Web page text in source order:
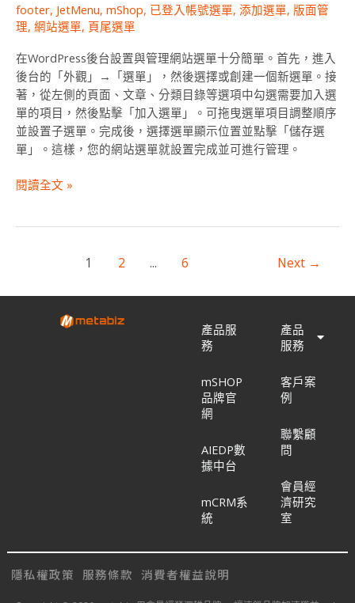
footer, JetMenu, mShop, 已登入帳號選單, 添加選單, 版面管
理, 網站選單, 頁尾選單
在WordPress後台設置與管理網站選單十分簡單。首先，進入
後台的「外觀」→「選單」，然後選擇或創建一個新選單。接
著，從左側的頁面、文章、分類目錄等選項中勾選需要加入選
單的項目，然後點擊「加入選單」。可拖曳選單項目調整順序
並設置子選單。完成後，選擇選單顯示位置並點擊「儲存選
單」。這樣，您的網站選單就設置完成並可進行管理。
單
閱讀全文 »
1 2 ... 6 Next →
產品服
務
mSHOP
品牌官
網
AIEDP數
據中台
mCRM系
統
產品
服務
客戶案
例
聯繫顧
問
會員經
濟研究
室
隱私權政策 服務條款 消費者權益說明